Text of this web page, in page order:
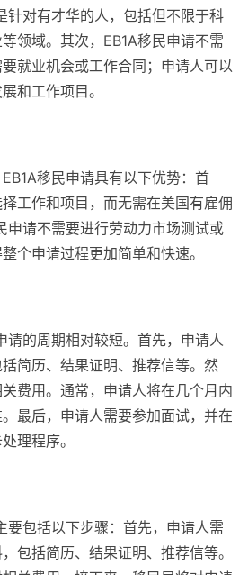
针对有才华的人，包括但不限于科
领域。其次，EB1A移民申请不需
就业机会或工作合同；申请人可以
和工作项目。
移民申请具有以下优势：首
工作和项目，而无需在美国有雇佣
申请不需要进行劳动力市场测试或
个申请过程更加简单和快速。
请的周期相对较短。首先，申请人
简历、结果证明、推荐信等。然
费用。通常，申请人将在几个月内
最后，申请人需要参加面试，并在
理程序。
要包括以下步骤：首先，申请人需
包括简历、结果证明、推荐信等。